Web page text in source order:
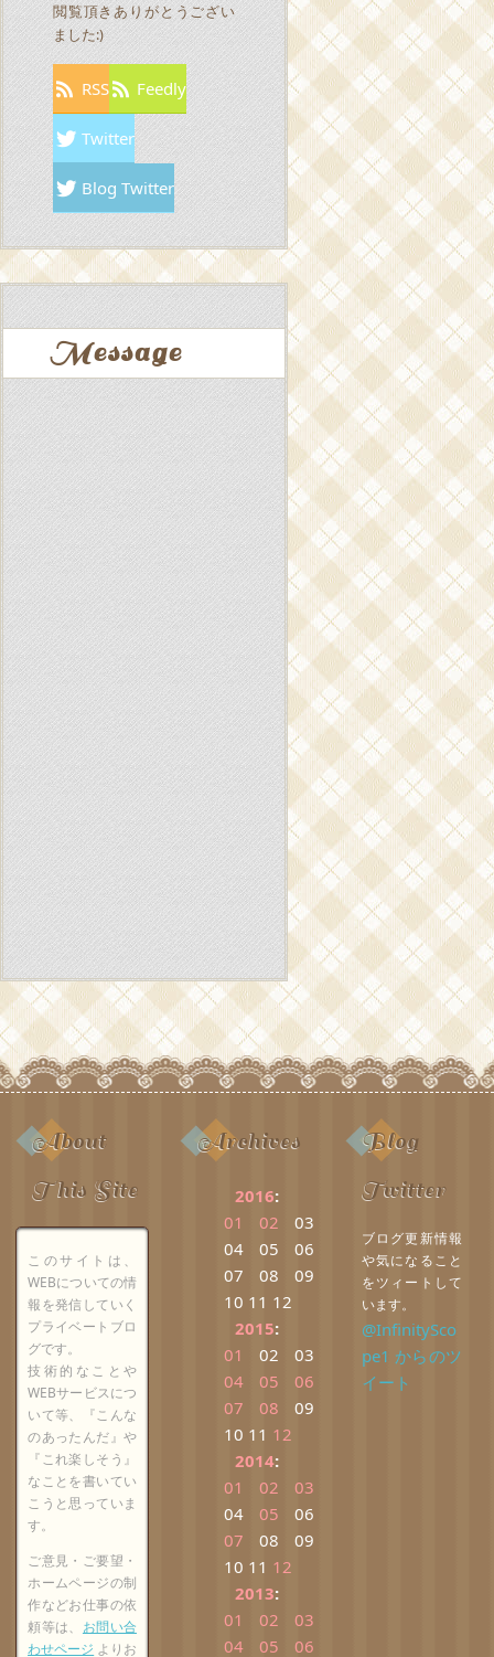
閲覧頂きありがとうござい
ました:)
RSS Feedly
Twitter
Blog Twitter
Message
About
This Site
このサイトは、
WEBについての情
報を発信していく
プライベートブロ
グです。
技術的なことや
WEBサービスにつ
いて等、『こんな
のあったんだ』や
『これ楽しそう』
なことを書いてい
こうと思っていま
す。
ご意見・ご要望・
ホームページの制
作などお仕事の依
頼等は、 お問い合
わせページ よりお
Archives
2016:
01
02
03
04
05
06
07
08
09
10 11 12
2015:
01
02
03
04
05
06
07
08
09
10 11 12
2014:
01
02
03
04
05
06
07
08
09
10 11 12
2013:
01
02
03
04
05 06
Blog
Twitter
ブログ更新情報
や気になること
をツィートして
います。
@InfinitySco
pe1 からのツ
イート